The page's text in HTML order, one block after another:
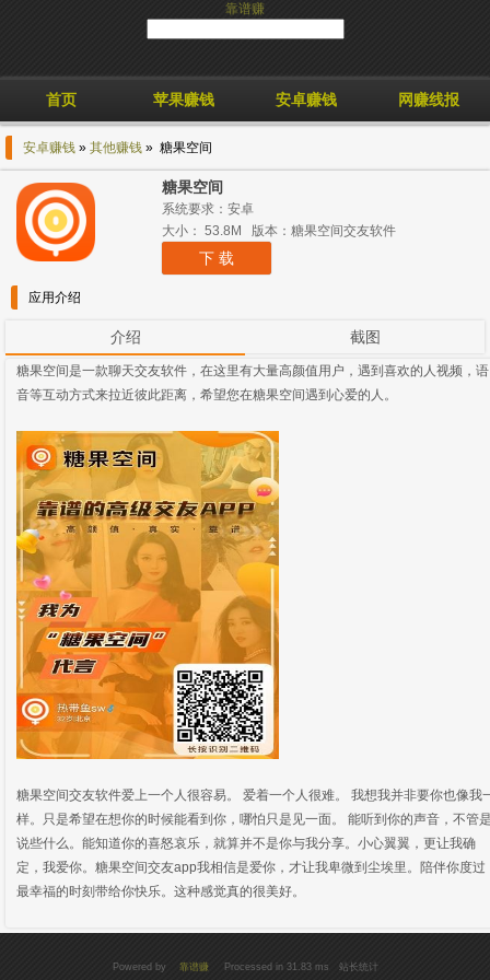
靠谱赚
首页 苹果赚钱 安卓赚钱 网赚线报
安卓赚钱 » 其他赚钱 » 糖果空间
糖果空间
系统要求：安卓
大小： 53.8M 版本：糖果空间交友软件
下 载
应用介绍
介绍 截图
糖果空间是一款聊天交友软件，在这里有大量高颜值用户，遇到喜欢的人视频，语
音等互动方式来拉近彼此距离，希望您在糖果空间遇到心爱的人。
糖果空间交友软件爱上一个人很容易。 爱着一个人很难。 我想我并非要你也像我
样。只是希望在想你的时候能看到你，哪怕只是见一面。 能听到你的声音，不管
说些什么。能知道你的喜怒哀乐，就算并不是你与我分享。小心翼翼，更让我确
定，我爱你。糖果空间交友app我相信是爱你，才让我卑微到尘埃里。陪伴你度过
最幸福的时刻带给你快乐。这种感觉真的很美好。
Powered by 靠谱赚 Processed in 31.83 ms 站长统计